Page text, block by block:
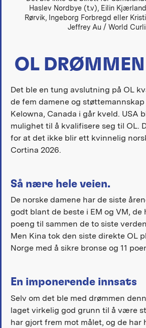
Haslev Nordbye (t.v), Eilin
Rørvik, Ingeborg Forbregd eller
Jeffrey Au / World
OL
Det ble en tung avslutning på OL
de fem damene og støttemannskap
Kelowna, Canada i går kveld. USA
mulighet til å kvalifisere seg til OL.
for at det ikke blir ett kvinnelig
Cortina 2026.
Så nære hele veien.
De norske damene har de siste
godt blant de beste i EM og VM, de
poeng til sammen de to siste
Men Kina tok den siste direkte OL
Norge med å sikre bronse og 11
En imponerende innsats
Selv om det ble med drømmen
laget virkelig god grunn til å være
har gjort frem mot målet, og de har